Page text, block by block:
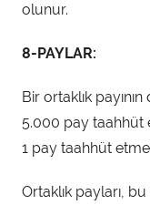
olunur.
8-PAYLAR:
Bir ortaklık
5.000 pay taahhüt
1 pay taahhüt
Ortaklık payları,